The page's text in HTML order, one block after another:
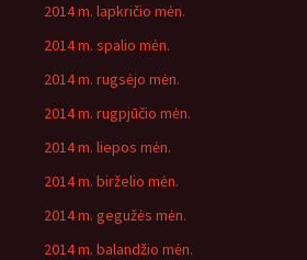
2014 m. lapkričio mėn.
2014 m. spalio mėn.
2014 m. rugsėjo mėn.
2014 m. rugpjūčio mėn.
2014 m. liepos mėn.
2014 m. birželio mėn.
2014 m. gegužės mėn.
2014 m. balandžio mėn.